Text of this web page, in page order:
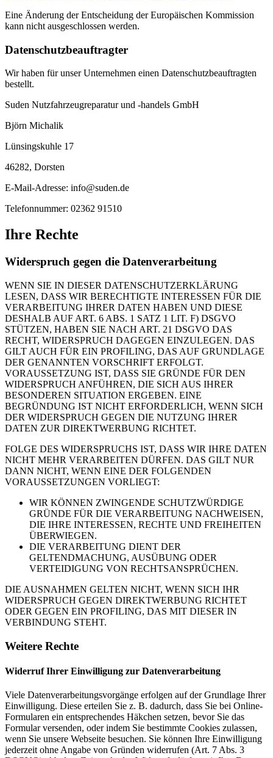
Eine Änderung der Entscheidung der Europäischen Kommission
kann nicht ausgeschlossen werden.
Datenschutzbeauftragter
Wir haben für unser Unternehmen einen Datenschutzbeauftragten
bestellt.
Suden Nutzfahrzeugreparatur und -handels GmbH
Björn Michalik
Lünsingskuhle 17
46282, Dorsten
E-Mail-Adresse: info@suden.de
Telefonnummer: 02362 91510
Ihre Rechte
Widerspruch gegen die Datenverarbeitung
WENN SIE IN DIESER DATENSCHUTZERKLÄRUNG
LESEN, DASS WIR BERECHTIGTE INTERESSEN FÜR DIE
VERARBEITUNG IHRER DATEN HABEN UND DIESE
DESHALB AUF ART. 6 ABS. 1 SATZ 1 LIT. F) DSGVO
STÜTZEN, HABEN SIE NACH ART. 21 DSGVO DAS
RECHT, WIDERSPRUCH DAGEGEN EINZULEGEN. DAS
GILT AUCH FÜR EIN PROFILING, DAS AUF GRUNDLAGE
DER GENANNTEN VORSCHRIFT ERFOLGT.
VORAUSSETZUNG IST, DASS SIE GRÜNDE FÜR DEN
WIDERSPRUCH ANFÜHREN, DIE SICH AUS IHRER
BESONDEREN SITUATION ERGEBEN. EINE
BEGRÜNDUNG IST NICHT ERFORDERLICH, WENN SICH
DER WIDERSPRUCH GEGEN DIE NUTZUNG IHRER
DATEN ZUR DIREKTWERBUNG RICHTET.
FOLGE DES WIDERSPRUCHS IST, DASS WIR IHRE DATEN
NICHT MEHR VERARBEITEN DÜRFEN. DAS GILT NUR
DANN NICHT, WENN EINE DER FOLGENDEN
VORAUSSETZUNGEN VORLIEGT:
WIR KÖNNEN ZWINGENDE SCHUTZWÜRDIGE
GRÜNDE FÜR DIE VERARBEITUNG NACHWEISEN,
DIE IHRE INTERESSEN, RECHTE UND FREIHEITEN
ÜBERWIEGEN.
DIE VERARBEITUNG DIENT DER
GELTENDMACHUNG, AUSÜBUNG ODER
VERTEIDIGUNG VON RECHTSANSPRÜCHEN.
DIE AUSNAHMEN GELTEN NICHT, WENN SICH IHR
WIDERSPRUCH GEGEN DIREKTWERBUNG RICHTET
ODER GEGEN EIN PROFILING, DAS MIT DIESER IN
VERBINDUNG STEHT.
Weitere Rechte
Widerruf Ihrer Einwilligung zur Datenverarbeitung
Viele Datenverarbeitungsvorgänge erfolgen auf der Grundlage Ihrer
Einwilligung. Diese erteilen Sie z. B. dadurch, dass Sie bei Online-
Formularen ein entsprechendes Häkchen setzen, bevor Sie das
Formular versenden, oder indem Sie bestimmte Cookies zulassen,
wenn Sie unsere Webseite besuchen. Sie können Ihre Einwilligung
jederzeit ohne Angabe von Gründen widerrufen (Art. 7 Abs. 3